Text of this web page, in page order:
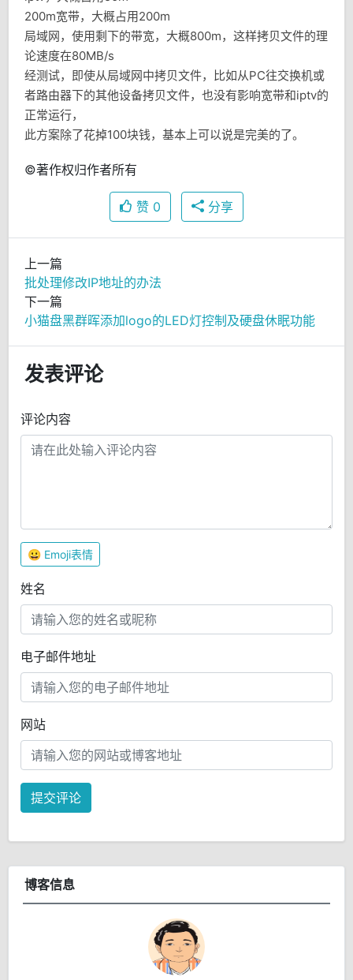
200m宽带，大概占用200m
局域网，使用剩下的带宽，大概800m，这样拷贝文件的理
论速度在80MB/s
经测试，即使从局域网中拷贝文件，比如从PC往交换机或
者路由器下的其他设备拷贝文件，也没有影响宽带和iptv的
正常运行，
此方案除了花掉100块钱，基本上可以说是完美的了。
©著作权归作者所有
赞 0 分享
上一篇
批处理修改IP地址的办法
下一篇
小猫盘黑群晖添加logo的LED灯控制及硬盘休眠功能
发表评论
评论内容
😀 Emoji表情
姓名
电子邮件地址
网站
提交评论
博客信息